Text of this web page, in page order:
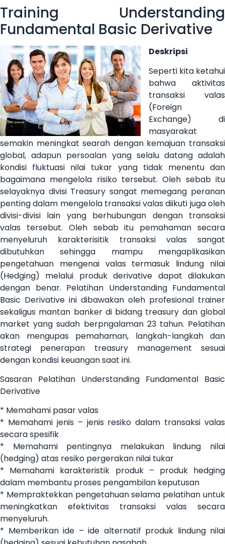
Training Understanding
Fundamental Basic Derivative
Deskripsi
Seperti kita ketahui
bahwa aktivitas
transaksi valas
(Foreign
Exchange) di
masyarakat
semakin meningkat searah dengan kemajuan transaksi
global, adapun persoalan yang selalu datang adalah
kondisi fluktuasi nilai tukar yang tidak menentu dan
bagaimana mengelola risiko tersebut. Oleh sebab itu
selayaknya divisi Treasury sangat memegang peranan
penting dalam mengelola transaksi valas diikuti juga oleh
divisi-divisi lain yang berhubungan dengan transaksi
valas tersebut. Oleh sebab itu pemahaman secara
menyeluruh karakterisitik transaksi valas sangat
dibutuhkan sehingga mampu mengaplikasikan
pengetahuan mengenai valas termasuk lindung nilai
(Hedging) melalui produk derivative dapat dilakukan
dengan benar. Pelatihan Understanding Fundamental
Basic Derivative ini dibawakan oleh profesional trainer
sekaligus mantan banker di bidang treasury dan global
market yang sudah berpngalaman 23 tahun. Pelatihan
akan mengupas pemahaman, langkah-langkah dan
strategi penerapan treasury management sesuai
dengan kondisi keuangan saat ini.
Sasaran Pelatihan Understanding Fundamental Basic
Derivative
* Memahami pasar valas
* Memahami jenis – jenis resiko dalam transaksi valas
secara spesifik
* Memahami pentingnya melakukan lindung nilai
(hedging) atas resiko pergerakan nilai tukar
* Memahami karakteristik produk – produk hedging
dalam membantu proses pengambilan keputusan
* Mempraktekkan pengetahuan selama pelatihan untuk
meningkatkan efektivitas transaksi valas secara
menyeluruh.
* Memberikan ide – ide alternatif produk lindung nilai